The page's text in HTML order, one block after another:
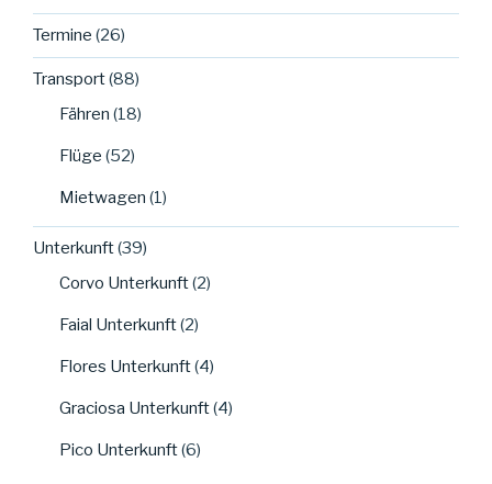
Termine (26)
Transport(88)
Fähren (18)
Flüge (52)
Mietwagen (1)
Unterkunft(39)
Corvo Unterkunft(2)
Faial Unterkunft(2)
Flores Unterkunft(4)
Graciosa Unterkunft(4)
Pico Unterkunft(6)